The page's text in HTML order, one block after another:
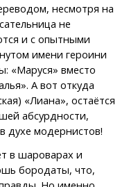
несмотря на
не
и с опытными
имени героини
«Маруся» вместо
А вот откуда
«Лиана», остаётся
абсурдности,
духе модернистов!
в шароварах и
бородаты, что,